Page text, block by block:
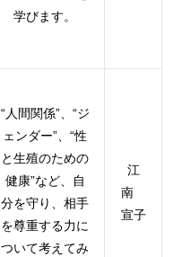
学びます。
“人間関係”、“ジ
ェンダー”、“性
と生殖のための
健康”など、自
分を守り、相手
を尊重する力に
ついて考えてみ
江
南
宣子